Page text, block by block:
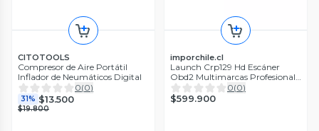
CITOTOOLS
Compresor de Aire Portátil
Inflador de Neumáticos Digital
0(0)
31% $13.500
$19.800
imporchile.cl
Launch Crp129 Hd Escáner
Obd2 Multimarcas Profesional
Táctil
0(0)
$599.900